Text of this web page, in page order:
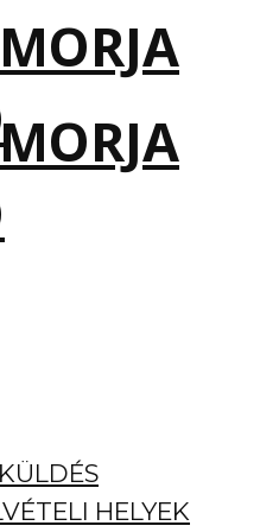
HELYEK